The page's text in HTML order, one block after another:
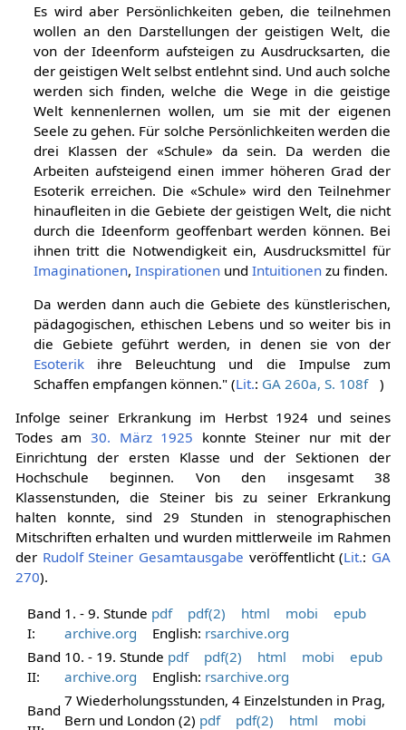
Es wird aber Persönlichkeiten geben, die teilnehmen
wollen an den Darstellungen der geistigen Welt, die
von der Ideenform aufsteigen zu Ausdrucksarten, die
der geistigen Welt selbst entlehnt sind. Und auch solche
werden sich finden, welche die Wege in die geistige
Welt kennenlernen wollen, um sie mit der eigenen
Seele zu gehen. Für solche Persönlichkeiten werden die
drei Klassen der «Schule» da sein. Da werden die
Arbeiten aufsteigend einen immer höheren Grad der
Esoterik erreichen. Die «Schule» wird den Teilnehmer
hinaufleiten in die Gebiete der geistigen Welt, die nicht
durch die Ideenform geoffenbart werden können. Bei
ihnen tritt die Notwendigkeit ein, Ausdrucksmittel für
Imaginationen, Inspirationenund Intuitionenzu finden.
Da werden dann auch die Gebiete des künstlerischen,
pädagogischen, ethischen Lebens und so weiter bis in
die Gebiete geführt werden, in denen sie von der
Esoterikihre Beleuchtung und die Impulse zum
Schaffen empfangen können." (Lit.: GA 260a, S. 108f
)
Infolge seiner Erkrankung im Herbst 1924 und seines
Todes am30. März 1925 konnte Steiner nur mit der
Einrichtung der ersten Klasse und der Sektionen der
Hochschule beginnen. Von den insgesamt 38
Klassenstunden, die Steiner bis zu seiner Erkrankung
halten konnte, sind 29 Stunden in stenographischen
Mitschriften erhalten und wurden mittlerweile im Rahmen
der Rudolf Steiner Gesamtausgabe veröffentlicht (Lit.: GA
270).
Band
I:
1. - 9. Stunde pdf pdf(2) html mobi
epub
archive.org
English: rsarchive.org
Band
II:
10. - 19. Stunde pdf pdf(2) html mobi
epub
archive.org
English: rsarchive.org
Band
7 Wiederholungsstunden, 4 Einzelstunden in Prag,
Bern und London (2) pdf pdf(2) html mobi